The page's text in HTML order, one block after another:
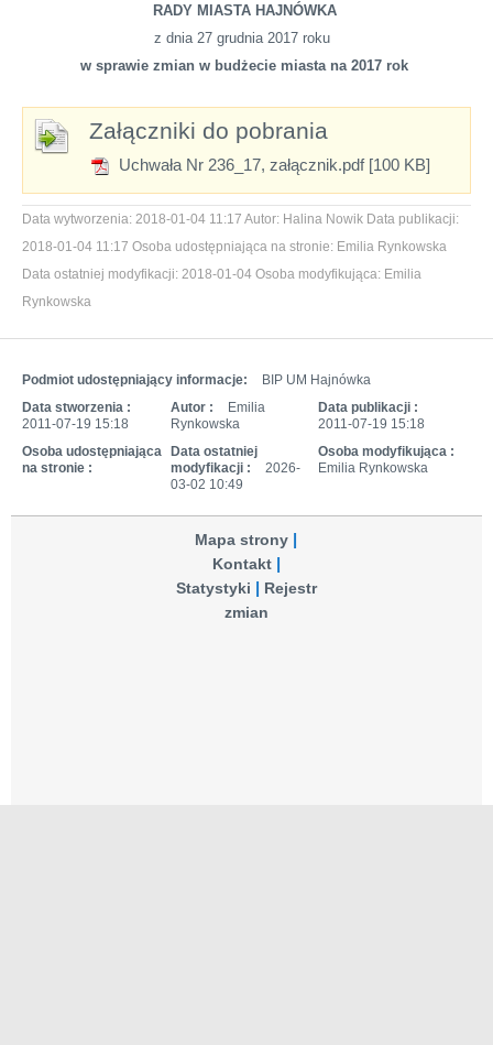
RADY MIASTA HAJNÓWKA
z dnia 27 grudnia 2017 roku
w sprawie zmian w budżecie miasta na 2017 rok
Załączniki do pobrania
Uchwała Nr 236_17, załącznik.pdf [100 KB]
Data wytworzenia: 2018-01-04 11:17 Autor: Halina Nowik Data publikacji:
2018-01-04 11:17 Osoba udostępniająca na stronie: Emilia Rynkowska
Data ostatniej modyfikacji: 2018-01-04 Osoba modyfikująca: Emilia
Rynkowska
Podmiot udostępniający informacje:
BIP UM Hajnówka
Data stworzenia :
2011-07-19 15:18
Autor :
Emilia
Rynkowska
Data publikacji :
2011-07-19 15:18
Osoba udostępniająca
na stronie :
Data ostatniej
modyfikacji :
2026-
03-02 10:49
Osoba modyfikująca :
Emilia Rynkowska
Mapa strony
Kontakt
Statystyki
Rejestr
zmian